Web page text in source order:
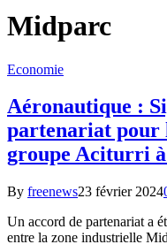
Midparc
Economie
Aéronautique :
partenariat pour
groupe Aciturri
By freenews23 février 2024
Un accord de partenariat a
entre la zone industrielle